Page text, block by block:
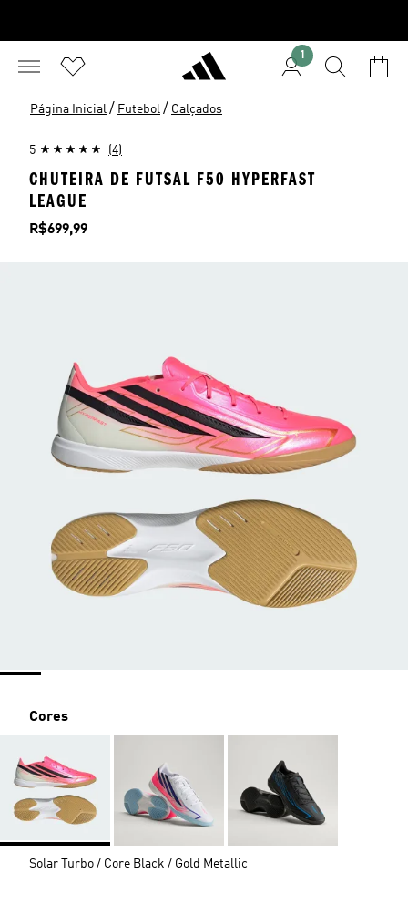
1
Página Inicial / Futebol / Calçados
5 (4)
CHUTEIRA DE FUTSAL F50 HYPERFAST
LEAGUE
Preço
R$699,99
Cores
Solar Turbo / Core Black / Gold Metallic